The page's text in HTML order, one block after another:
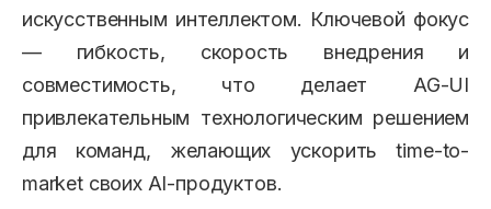
искусственным интеллектом. Ключевой фокус
— гибкость, скорость внедрения и
совместимость, что делает AG-UI
привлекательным технологическим решением
для команд, желающих ускорить time-to-
market своих AI-продуктов.